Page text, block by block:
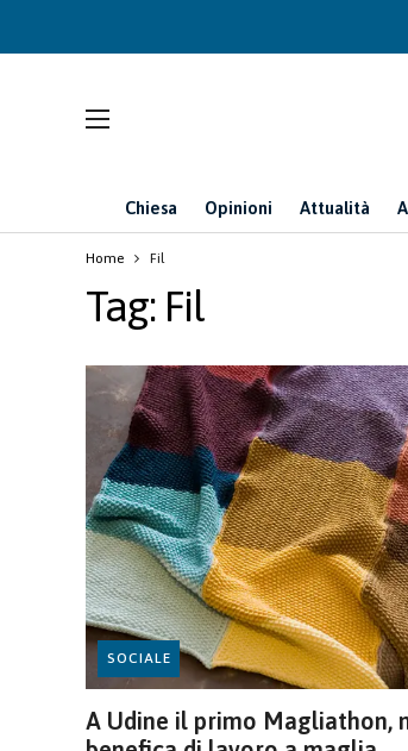
Chiesa Opinioni Attualità
Home Fil
Tag: Fil
SOCIALE
A Udine il primo Magliathon,